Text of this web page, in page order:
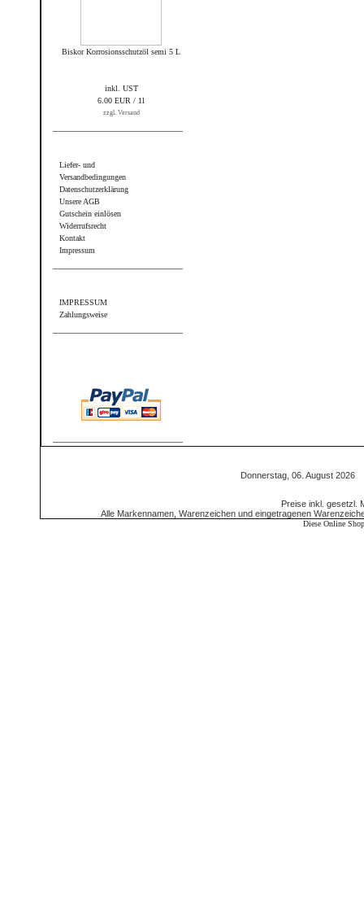
Biskor Korrosionsschutzöl semi 5 L
inkl. UST
6.00 EUR / 1l
zzgl. Versand
Liefer- und
Versandbedingungen
Datenschutzerklärung
Unsere AGB
Gutschein einlösen
Widerrufsrecht
Kontakt
Impressum
IMPRESSUM
Zahlungsweise
Donnerstag, 06. August
Preise inkl. gesetzl.
Alle Markennamen, Warenzeichen und eingetragenen
Diese Online